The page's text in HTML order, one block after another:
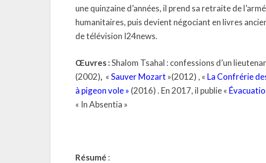
une quinzaine d’années, il prend sa retraite de
humanitaires, puis devient négociant en livres
de télévision I24news.
Œuvres :Shalom Tsahal : confessions d’un
(2002), «Sauver Mozart »(2012) , « La Confrérie
à pigeon vole » (2016) . En 2017, il publie «
« In Absentia »
Résumé :